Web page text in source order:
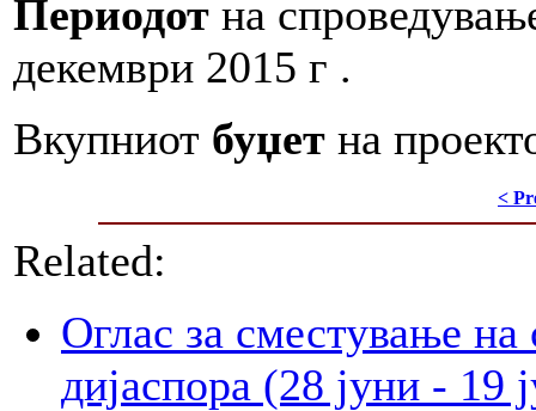
Периодот на
декември 2015 г .
Вкупниот буџет на
<
Related:
Оглас за сместување на
дијаспора (28 јуни - 19